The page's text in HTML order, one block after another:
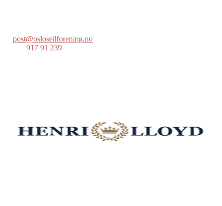
post@osloseilforening.no
917 91 239